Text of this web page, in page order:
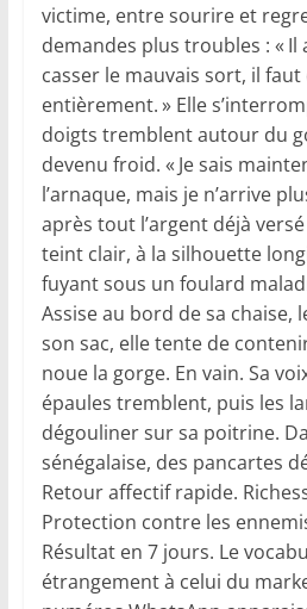
victime, entre sourire et
demandes plus troubles : «
casser le mauvais sort, il
entièrement. » Elle
doigts tremblent autour du
devenu froid. « Je sais
l’arnaque, mais je n’arrive
après tout l’argent déjà
teint clair, à la silhouette
fuyant sous un foulard
Assise au bord de sa chaise,
son sac, elle tente de
noue la gorge. En vain. Sa
épaules tremblent, puis les
dégouliner sur sa poitrine.
sénégalaise, des pancartes
Retour affectif rapide.
Protection contre les
Résultat en 7 jours. Le
étrangement à celui du